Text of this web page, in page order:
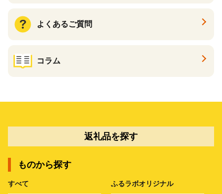
よくあるご質問
コラム
返礼品を探す
ものから探す
すべて ふるラボオリジナル